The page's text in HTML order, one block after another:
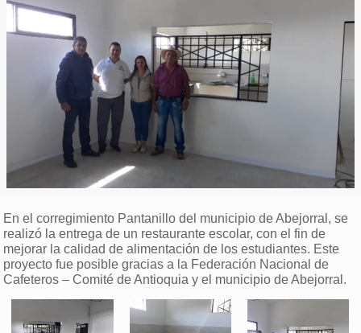
En el corregimiento Pantanillo del municipio de Abejorral, se
realizó la entrega de un restaurante escolar, con el fin de
mejorar la calidad de alimentación de los estudiantes. Este
proyecto fue posible gracias a la Federación Nacional de
Cafeteros – Comité de Antioquia y el municipio de Abejorral.